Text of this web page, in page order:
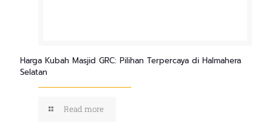
Harga Kubah Masjid GRC: Pilihan Terpercaya di Halmahera
Selatan
Read more